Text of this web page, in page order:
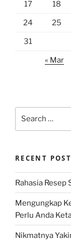
17 18
24 25
31
« Mar
RECENT
Rahasia Resep
Mengungkap
Perlu Anda
Nikmatnya